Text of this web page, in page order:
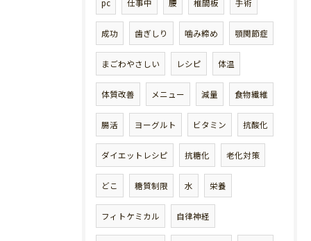
pc 仕事中 腰 椎間板 手術
成功 歯ぎしり 噛み締め 顎関節症
まごわやさしい レシピ 体温
体質改善 メニュー 減量 食物繊維
腸活 ヨーグルト ビタミン 抗酸化
ダイエットレシピ 抗糖化 老化対策
どこ 糖質制限 水 栄養
フィトケミカル 自律神経